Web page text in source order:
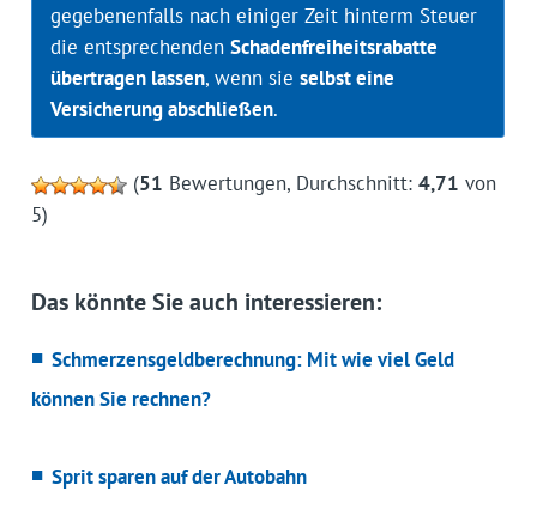
gegebenenfalls nach einiger Zeit hinterm Steuer
die entsprechenden Schadenfreiheitsrabatte
übertragen lassen, wenn sie selbst eine
Versicherung abschließen.
(51 Bewertungen, Durchschnitt: 4,71 von
5)
Das könnte Sie auch interessieren:
Schmerzensgeldberechnung: Mit wie viel Geld
können Sie rechnen?
Sprit sparen auf der Autobahn